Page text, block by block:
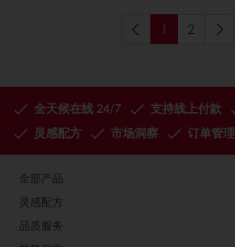
1 2
全天候在线 24/7 支持线上付款
灵感配方
市场洞察 订单管理
全部产品
灵感配方
品质服务